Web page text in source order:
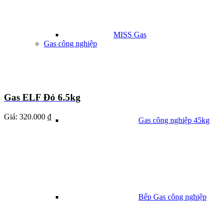
MISS Gas
Gas công nghiệp
Gas công nghiệp 45kg
Bếp Gas công nghiệp
Gas ELF Đỏ 6.5kg
Giá: 320.000 ₫